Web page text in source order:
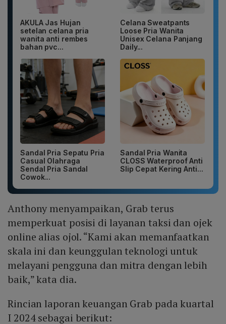
AKULA Jas Hujan
setelan celana pria
wanita anti rembes
bahan pvc...
Celana Sweatpants
Loose Pria Wanita
Unisex Celana Panjang
Daily...
Sandal Pria Sepatu Pria
Casual Olahraga
Sendal Pria Sandal
Cowok...
Sandal Pria Wanita
CLOSS Waterproof Anti
Slip Cepat Kering Anti...
Anthony menyampaikan, Grab terus
memperkuat posisi di layanan taksi dan ojek
online alias ojol. “Kami akan memanfaatkan
skala ini dan keunggulan teknologi untuk
melayani pengguna dan mitra dengan lebih
baik,” kata dia.
Rincian laporan keuangan Grab pada kuartal
I 2024 sebagai berikut: